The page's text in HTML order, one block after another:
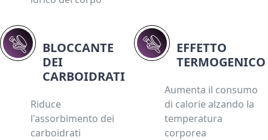
BLOCCANTE
DEI
CARBOIDRATI
Riduce
l'assorbimento dei
carboidrati
EFFETTO
TERMOGENICO
Aumenta il consumo
di calorie alzando la
temperatura
corporea